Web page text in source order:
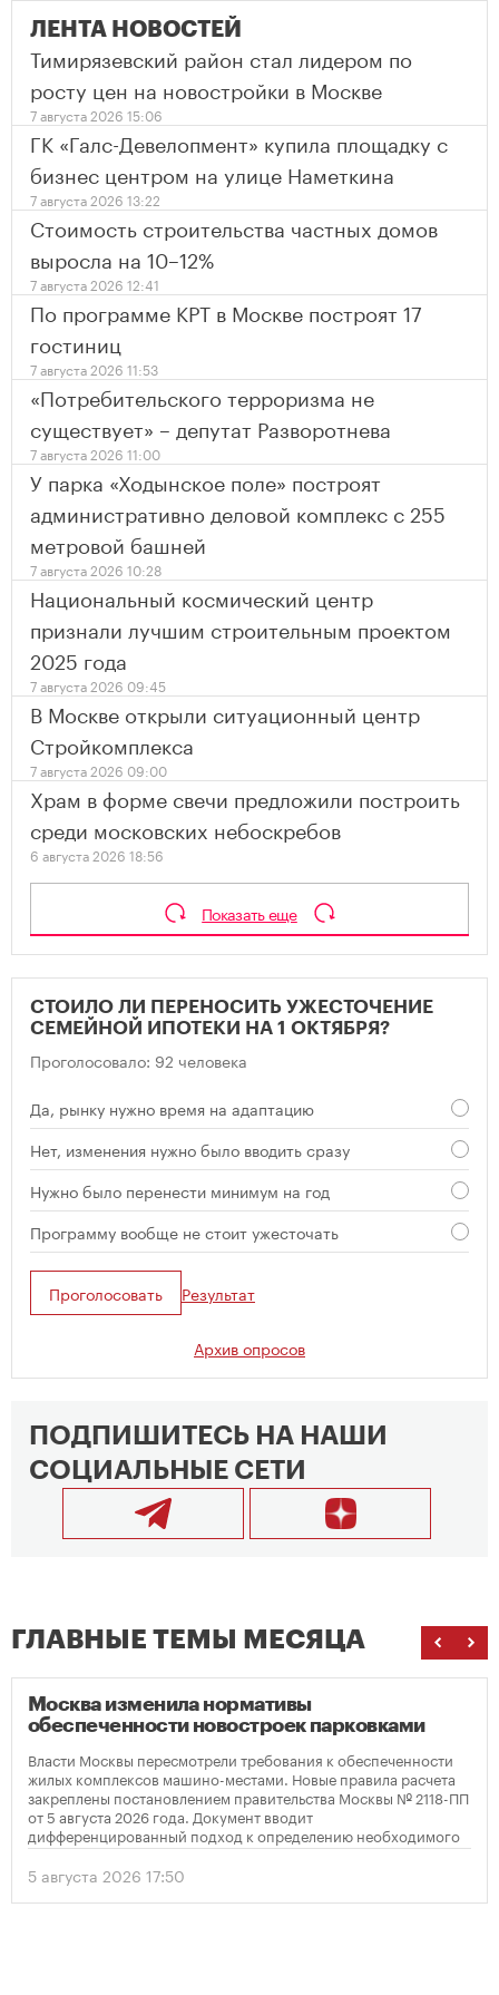
ЛЕНТА НОВОСТЕЙ
Тимирязевский район стал лидером по
росту цен на новостройки в Москве
7 августа 2026 15:06
ГК «Галс-Девелопмент» купила площадку с
бизнес центром на улице Наметкина
7 августа 2026 13:22
Стоимость строительства частных домов
выросла на 10–12%
7 августа 2026 12:41
По программе КРТ в Москве построят 17
гостиниц
7 августа 2026 11:53
«Потребительского терроризма не
существует» – депутат Разворотнева
7 августа 2026 11:00
У парка «Ходынское поле» построят
административно деловой комплекс с 255
метровой башней
7 августа 2026 10:28
Национальный космический центр
признали лучшим строительным проектом
2025 года
7 августа 2026 09:45
В Москве открыли ситуационный центр
Стройкомплекса
7 августа 2026 09:00
Храм в форме свечи предложили построить
среди московских небоскребов
6 августа 2026 18:56
Показать еще
СТОИЛО ЛИ ПЕРЕНОСИТЬ УЖЕСТОЧЕНИЕ
СЕМЕЙНОЙ ИПОТЕКИ НА 1 ОКТЯБРЯ?
Проголосовало: 92 человека
Да, рынку нужно время на адаптацию
Нет, изменения нужно было вводить сразу
Нужно было перенести минимум на год
Программу вообще не стоит ужесточать
Проголосовать Результат
Архив опросов
ПОДПИШИТЕСЬ НА НАШИ
СОЦИАЛЬНЫЕ СЕТИ
ГЛАВНЫЕ ТЕМЫ МЕСЯЦА
Москва изменила нормативы
обеспеченности новостроек парковками
Власти Москвы пересмотрели требования к обеспеченности
жилых комплексов машино-местами. Новые правила расчета
закреплены постановлением правительства Москвы № 2118-ПП
от 5 августа 2026 года. Документ вводит
дифференцированный подход к определению необходимого
количества парковок в зависимости от площади квартир и
устанавливает переходный период для уже согласованных
проектов.
5 августа 2026 17:50